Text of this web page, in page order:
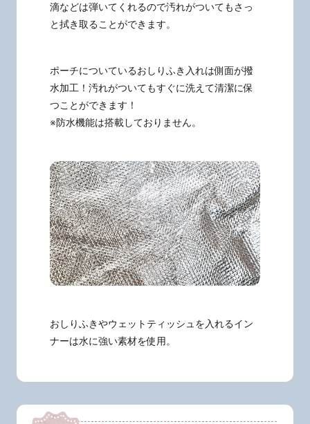
滴などは弾いてくれるので汚れがついてもさっ
と拭き取ることができます。
ポーチについているおしりふき入れは側面が撥
水加工！汚れがついてもすぐに洗えて清潔に保
つことができます！
※防水機能は搭載しておりません。
おしりふきやウェットティッシュを入れるイン
ナーは水に強い素材を使用。